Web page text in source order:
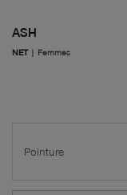
ASH
NET| Femmes
Pointure